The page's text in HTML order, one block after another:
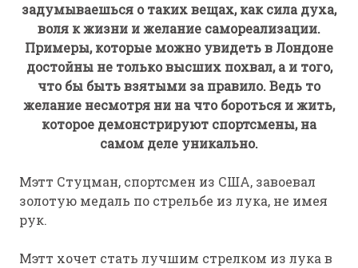
задумываешься о таких вещах, как сила духа,
воля к жизни и желание самореализации.
Примеры, которые можно увидеть в Лондоне
достойны не только высших похвал, а и того,
что бы быть взятыми за правило. Ведь то
желание несмотря ни на что бороться и жить,
которое демонстрируют спортсмены, на
самом деле уникально.
Мэтт Стуцман, спортсмен из США, завоевал
золотую медаль по стрельбе из лука, не имея
рук.
Мэтт хочет стать лучшим стрелком из лука в